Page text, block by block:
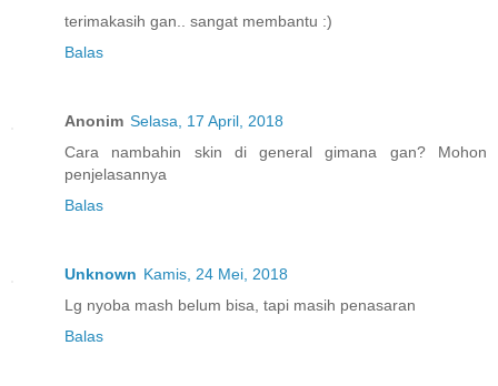
terimakasih gan.. sangat membantu :)
Balas
Anonim Selasa, 17 April, 2018
Cara nambahin skin di general gimana gan? Mohon
penjelasannya
Balas
Unknown Kamis, 24 Mei, 2018
Lg nyoba mash belum bisa, tapi masih penasaran
Balas